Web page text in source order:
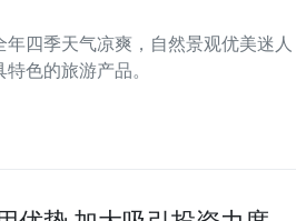
年四季天气凉爽，自然景观优美迷
色的旅游产品。